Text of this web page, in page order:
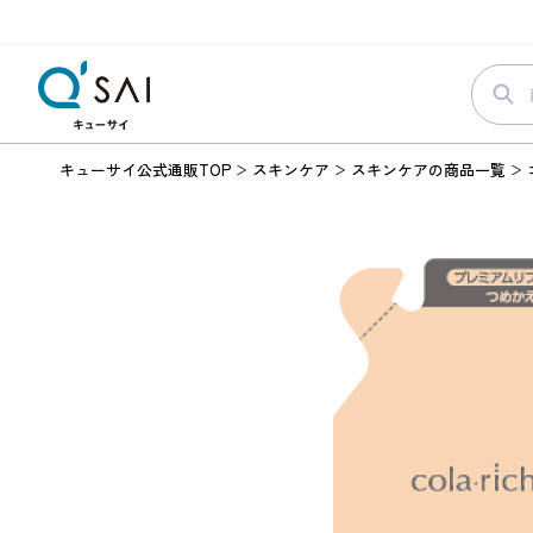
キューサイ公式通販TOP スキンケア スキンケアの商品一覧